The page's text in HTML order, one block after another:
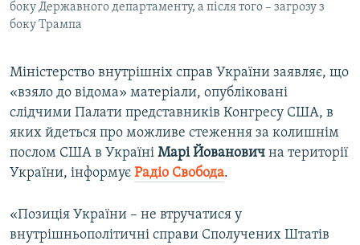
Усі сайти RFE/RL
боку Державного департаменту, а після того – загрозу з
боку Трампа
Міністерство внутрішніх справ України заявляє, що
«взяло до відома» матеріали, опубліковані
слідчими Палати представників Конгресу США, в
яких йдеться про можливе стеження за колишнім
послом США в Україні Марі Йованович на території
України, інформує Радіо Свобода.
«Позиція України – не втручатися у
внутрішньополітичні справи Сполучених Штатів